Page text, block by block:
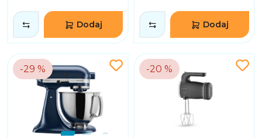
Dodaj Dodaj
-29 % -20 %